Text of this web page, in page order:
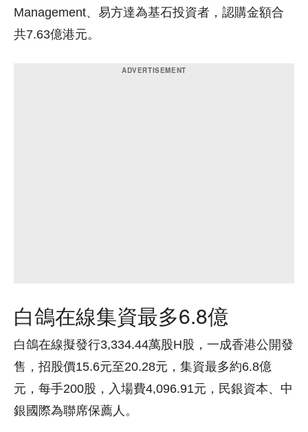
Management、易方達為基石投資者，認購金額合
共7.63億港元。
白鴿在線集資最多6.8億
白鴿在線擬發行3,334.44萬股H股，一成香港公開發
售，招股價15.6元至20.28元，集資最多約6.8億
元，每手200股，入場費4,096.91元，民銀資本、中
銀國際為聯席保薦人。